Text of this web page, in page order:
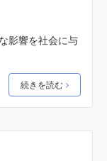
影響を社会に与
続きを読む